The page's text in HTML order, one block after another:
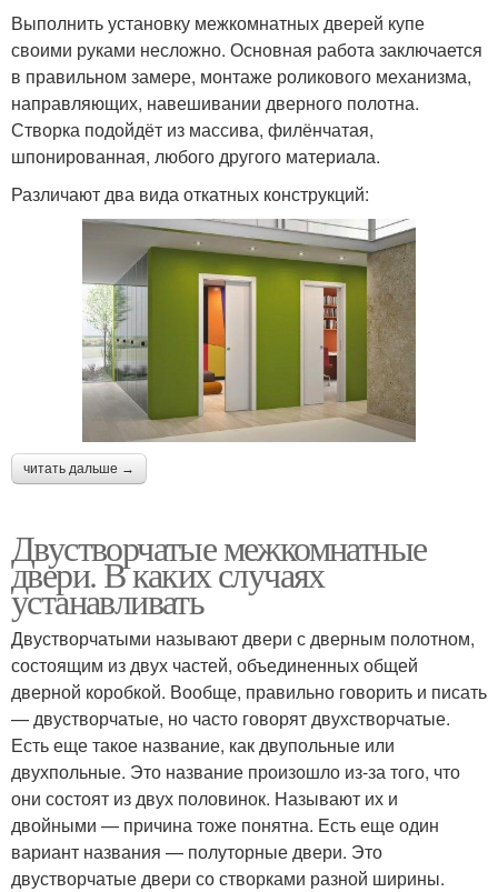
Выполнить установку межкомнатных дверей купе
своими руками несложно. Основная работа заключается
в правильном замере, монтаже роликового механизма,
направляющих, навешивании дверного полотна.
Створка подойдёт из массива, филёнчатая,
шпонированная, любого другого материала.
Различают два вида откатных конструкций:
читать дальше →
Двустворчатые межкомнатные
двери. В каких случаях
устанавливать
Двустворчатыми называют двери с дверным полотном,
состоящим из двух частей, объединенных общей
дверной коробкой. Вообще, правильно говорить и писать
— двустворчатые, но часто говорят двухстворчатые.
Есть еще такое название, как двупольные или
двухпольные. Это название произошло из-за того, что
они состоят из двух половинок. Называют их и
двойными — причина тоже понятна. Есть еще один
вариант названия — полуторные двери. Это
двустворчатые двери со створками разной ширины.